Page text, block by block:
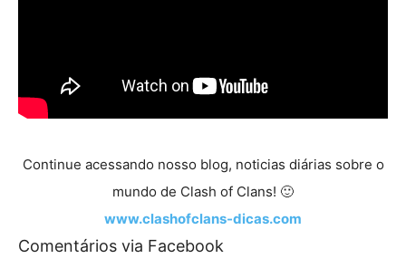
Continue acessando nosso blog, noticias diárias sobre o
mundo de Clash of Clans! 🙂
www.clashofclans-dicas.com
Comentários via Facebook